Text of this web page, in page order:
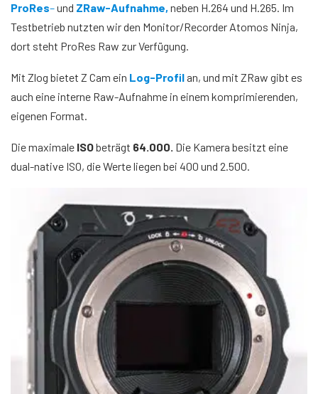
ProRes–und ZRaw-Aufnahme, neben H.264 und H.265. Im
Testbetrieb nutzten wir den Monitor/Recorder Atomos Ninja,
dort steht ProRes Raw zur Verfügung.
Mit Zlog bietet Z Cam ein Log-Profil an, und mit ZRaw gibt es
auch eine interne Raw-Aufnahme in einem komprimierenden,
eigenen Format.
Die maximale ISObeträgt 64.000. Die Kamera besitzt eine
dual-native ISO, die Werte liegen bei 400 und 2.500.